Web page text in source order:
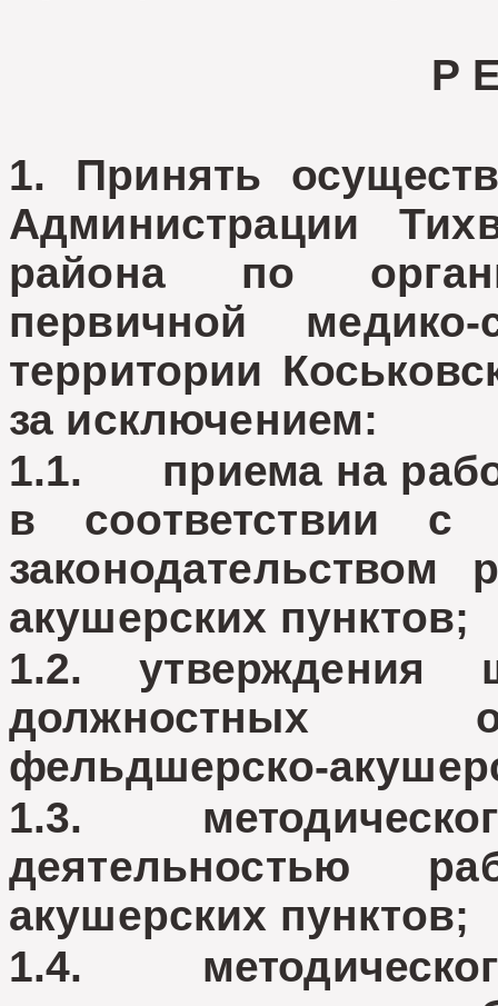
Р
1. Принять
Администрации
района по
первичной
территории
за исключением:
1.1. приема на
в соответствии с
законодательством
акушерских пунктов;
1.2. утверждения
должностных
фельдшерско-
1.3.
деятельностью
акушерских пунктов;
1.4.